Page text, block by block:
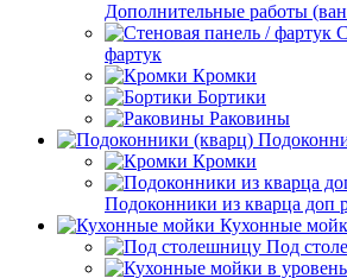
Дополнительные работы
фартук
Кромки
Бортики
Раковины
Кромки
Подоконники из кварца доп
Кухонные
Под